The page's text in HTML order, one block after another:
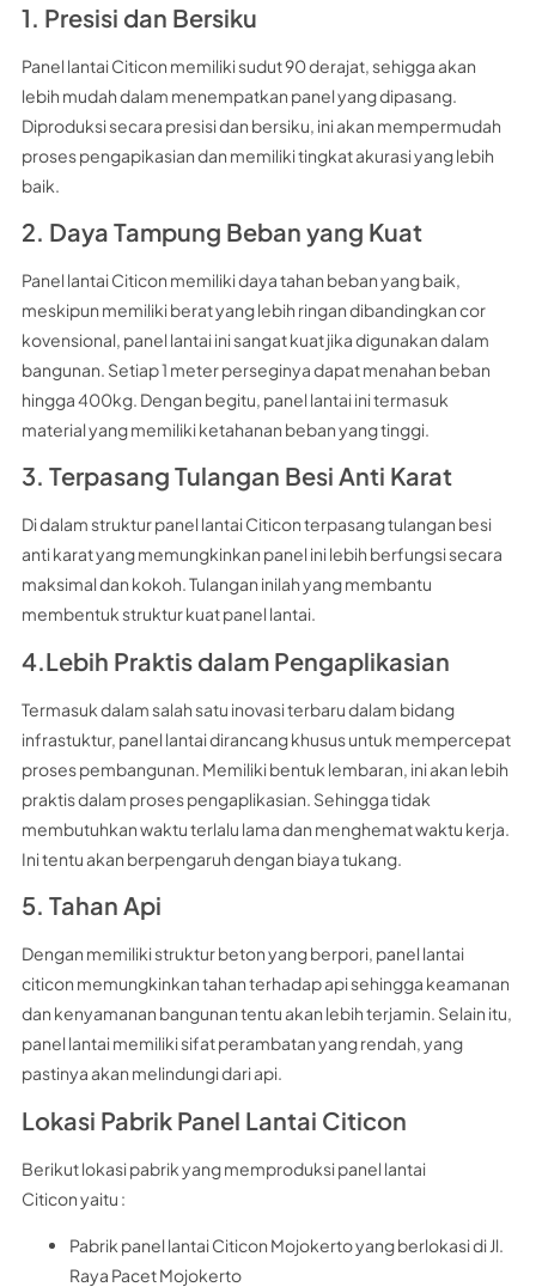
1. Presisi dan Bersiku
Panel lantai Citicon memiliki sudut 90 derajat, sehigga akan
lebih mudah dalam menempatkan panel yang dipasang.
Diproduksi secara presisi dan bersiku, ini akan mempermudah
proses pengapikasian dan memiliki tingkat akurasi yang lebih
baik.
2. Daya Tampung Beban yang Kuat
Panel lantai Citicon memiliki daya tahan beban yang baik,
meskipun memiliki berat yang lebih ringan dibandingkan cor
kovensional, panel lantai ini sangat kuat jika digunakan dalam
bangunan. Setiap 1 meter perseginya dapat menahan beban
hingga 400kg. Dengan begitu, panel lantai ini termasuk
material yang memiliki ketahanan beban yang tinggi.
3. Terpasang Tulangan Besi Anti Karat
Di dalam struktur panel lantai Citicon terpasang tulangan besi
anti karat yang memungkinkan panel ini lebih berfungsi secara
maksimal dan kokoh. Tulangan inilah yang membantu
membentuk struktur kuat panel lantai.
4.Lebih Praktis dalam Pengaplikasian
Termasuk dalam salah satu inovasi terbaru dalam bidang
infrastuktur, panel lantai dirancang khusus untuk mempercepat
proses pembangunan. Memiliki bentuk lembaran, ini akan lebih
praktis dalam proses pengaplikasian. Sehingga tidak
membutuhkan waktu terlalu lama dan menghemat waktu kerja.
Ini tentu akan berpengaruh dengan biaya tukang.
5. Tahan Api
Dengan memiliki struktur beton yang berpori, panel lantai
citicon memungkinkan tahan terhadap api sehingga keamanan
dan kenyamanan bangunan tentu akan lebih terjamin. Selain itu,
panel lantai memiliki sifat perambatan yang rendah, yang
pastinya akan melindungi dari api.
Lokasi Pabrik Panel Lantai Citicon
Berikut lokasi pabrik yang memproduksi panel lantai
Citicon yaitu :
Pabrik panel lantai Citicon Mojokerto yang berlokasi di Jl.
Raya Pacet Mojokerto